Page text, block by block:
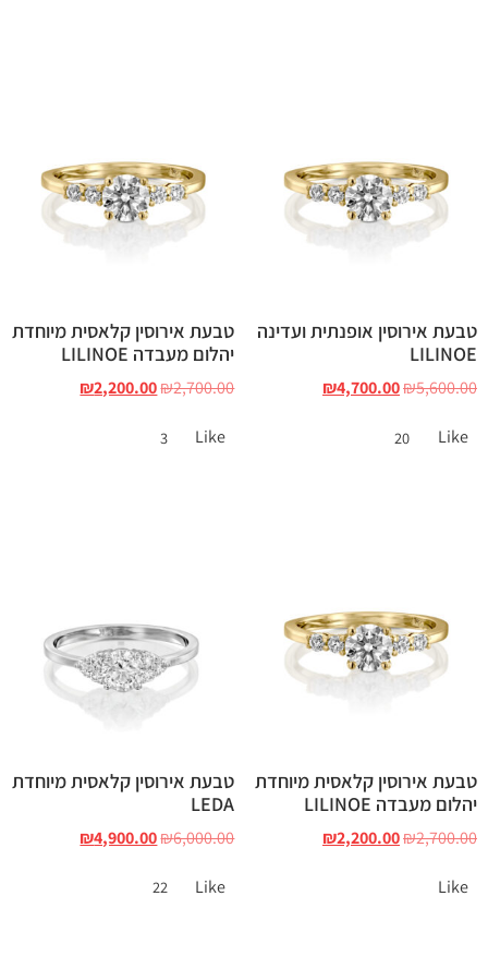
טבעת אירוסין אופנתית ועדינה
LILINOE
₪5,600.00
₪4,700.00
Like
20
טבעת אירוסין קלאסית מיוחדת
יהלום מעבדה LILINOE
₪2,700.00
₪2,200.00
Like
3
טבעת אירוסין קלאסית מיוחדת
יהלום מעבדה LILINOE
₪2,700.00
₪2,200.00
Like
טבעת אירוסין קלאסית מיוחדת
LEDA
₪6,000.00
₪4,900.00
Like
22